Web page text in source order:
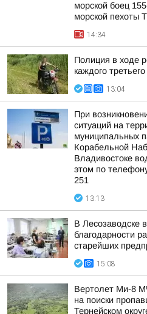
морской боец
морской пехоты
14:34
Полиция в ходе
каждого
13:04
При
ситуаций на
муниципальных
Корабельной
Владивостоке
этом по
251
13:13
В Лесозаводске
благодарности
старейших
15:08
Вертолет Ми-8
на поиски
Тернейском